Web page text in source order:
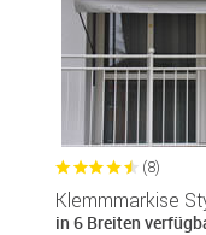
(8)
Klemmmarkise
in 6 Breiten